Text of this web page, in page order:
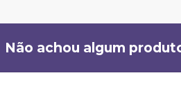
Não achou algum